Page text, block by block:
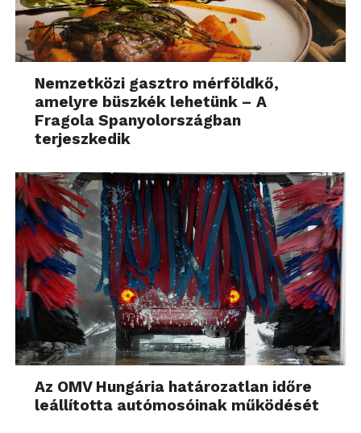
Nemzetközi gasztro mérföldkő,
amelyre büszkék lehetünk – A
Fragola Spanyolországban
terjeszkedik
Az OMV Hungária határozatlan időre
leállította autómosóinak működését